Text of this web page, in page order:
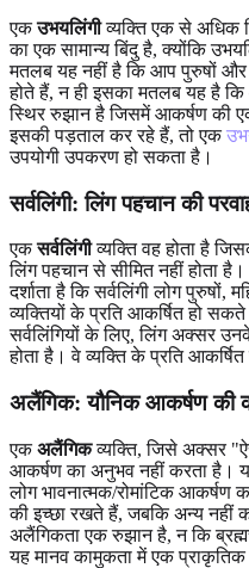
एकउभयलिंगीव्यक्ति एक से अधिक
का एक सामान्य बिंदु है, क्योंकि
मतलब यह नहीं है कि आप पुरुषों
होते हैं, न ही इसका मतलब यह है
स्थिर रुझान है जिसमें आकर्षण की
इसकी पड़ताल कर रहे हैं, तो एक
उपयोगी उपकरण हो सकता है।
सर्वलिंगी: लिंग पहचान की
एकसर्वलिंगीव्यक्ति वह होता है
लिंग पहचान से सीमित नहीं होता
दर्शाता है कि सर्वलिंगी लोग पुरुषों,
व्यक्तियों के प्रति आकर्षित हो
सर्वलिंगियों के लिए, लिंग अक्सर
होता है। वे व्यक्ति के प्रति
अलैंगिक: यौनिक आकर्षण की
एकअलैंगिकव्यक्ति, जिसे अक्सर
आकर्षण का अनुभव नहीं करता है।
लोग भावनात्मक/रोमांटिक आकर्षण
की इच्छा रखते हैं, जबकि अन्य नहीं
अलैंगिकता एक रुझान है, न कि
यह मानव कामुकता में एक प्राकृतिक